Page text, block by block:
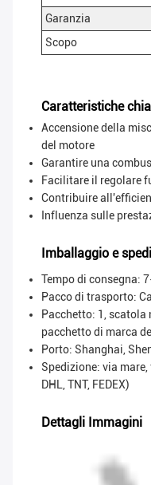
Garanzia
Scopo
Caratteristiche
Accensione della
del motore
Garantire una
Facilitare il regolare
Contribuire
Influenza sulle
Imballaggio e
Tempo di consegna:
Pacco di trasporto:
Pacchetto: 1, scatola
pacchetto di marca
Porto: Shanghai,
Spedizione: via mare,
DHL, TNT, FEDEX)
Dettagli Immagini